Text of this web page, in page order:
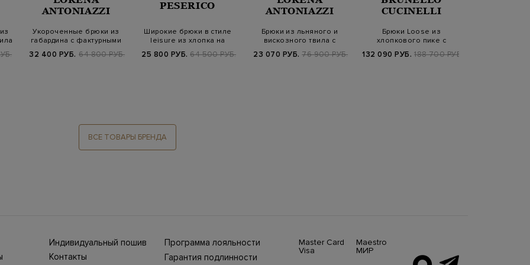
ANTONIAZZI
Укороченные брюки из
габардина с фактурными
32 400 РУБ. 64 800 РУБ.
PESERICO
Широкие брюки в стиле
leisure из хлопка на
25 800 РУБ. 64 500 РУБ.
ANTONIAZZI
Брюки из льняного и
вискозного твила с
23 070 РУБ. 76 900 РУБ.
CUCINELLI
Брюки Loose из
хлопкового пике с
132 090 РУБ. 188 700 РУБ.
ВСЕ ТОВАРЫ БРЕНДА
Индивидуальный пошив
Ежегодно в бутики
Stefano Ricci, Brioni,
Контакты
Программа лояльности
Гарантия подлинности
Master Card
Visa
Maestro
МИР